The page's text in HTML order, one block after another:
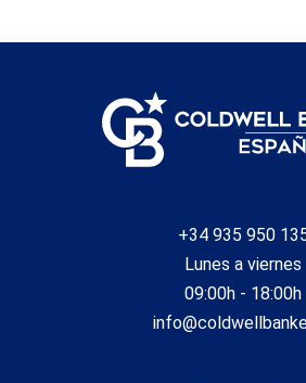
+34 935 950
Lunes a viernes
09:00h - 18:00h
Marketing y publicidad
Estas cookies son utilizadas para
de navegación en el sitio web y